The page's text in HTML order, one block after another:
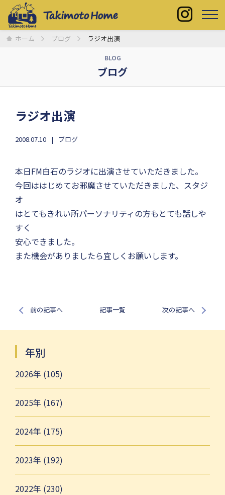
ホーム ブログ ラジオ出演
BLOG
ブログ
ラジオ出演
2008.07.10 ブログ
本日FM白石のラジオに出演させていただきました。
今回ははじめてお邪魔させていただきました、スタジ
オ
はとてもきれい所パーソナリティの方もとても話しや
すく
安心できました。
また機会がありましたら宜しくお願いします。
前の記事へ 記事一覧 次の記事へ
年別
2026年 (105)
2025年 (167)
2024年 (175)
2023年 (192)
2022年 (230)